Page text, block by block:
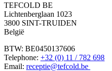
TEFCOLD BE
Lichtenberglaan 1023
3800 SINT-TRUIDEN
België
BTW: BE0450137606
Telephone: +32 (0) 11 / 782 698
Email: receptie@tefcold.be